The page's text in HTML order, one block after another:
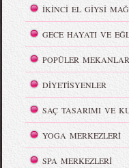
İKİNCİ EL GİYSİ
GECE HAYATI VE
POPÜLER
DİYETİSYENLER
SAÇ TASARIMI VE
YOGA MERKEZLERİ
SPA MERKEZLERİ